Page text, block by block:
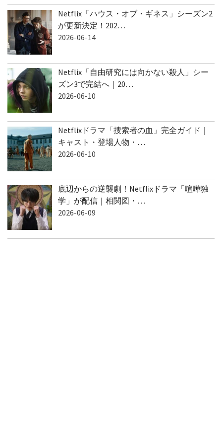
Netflix「ハウス・オブ・ギネス」シーズン2
が更新決定！202…
2026-06-14
Netflix「自由研究には向かない殺人」シー
ズン3で完結へ｜20…
2026-06-10
Netflixドラマ「捜索者の血」完全ガイド｜
キャスト・登場人物・…
2026-06-10
底辺からの逆襲劇！Netflixドラマ「喧嘩独
学」が配信｜相関図・…
2026-06-09